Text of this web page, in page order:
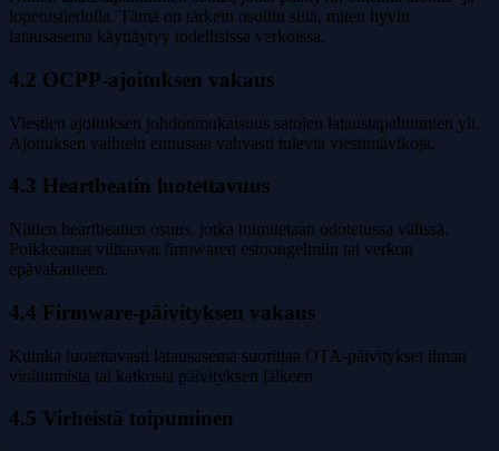
lopetustiedolla. Tämä on tärkein osoitin siitä, miten hyvin
latausasema käyttäytyy todellisissa verkoissa.
4.2 OCPP-ajoituksen vakaus
Viestien ajoituksen johdonmukaisuus satojen lataustapahtumien yli.
Ajoituksen vaihtelu ennustaa vahvasti tulevia viestintävikoja.
4.3 Heartbeatin luotettavuus
Niiden heartbeatien osuus, jotka toimitetaan odotetussa välissä.
Poikkeamat viittaavat firmwaren estoongelmiin tai verkon
epävakauteen.
4.4 Firmware-päivityksen vakaus
Kuinka luotettavasti latausasema suorittaa OTA-päivitykset ilman
vioittumista tai katkosta päivityksen jälkeen.
4.5 Virheistä toipuminen